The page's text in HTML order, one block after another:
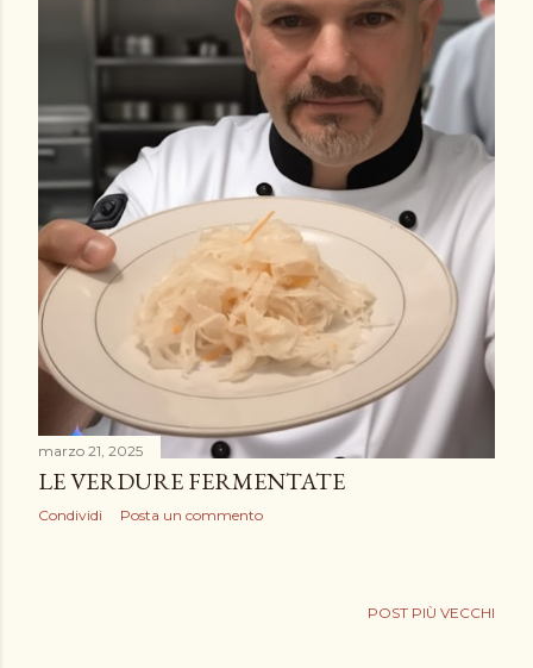
marzo 21, 2025
LE VERDURE FERMENTATE
Condividi Posta un commento
POST PIÙ VECCHI